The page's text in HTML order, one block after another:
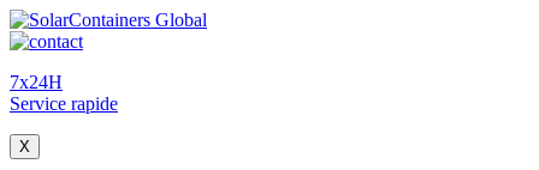
7x24H
Service rapide
X